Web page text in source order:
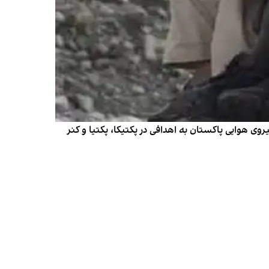
‌هوایی پاکستان به اهدافی در پکتیکا، پکتیا و کنر